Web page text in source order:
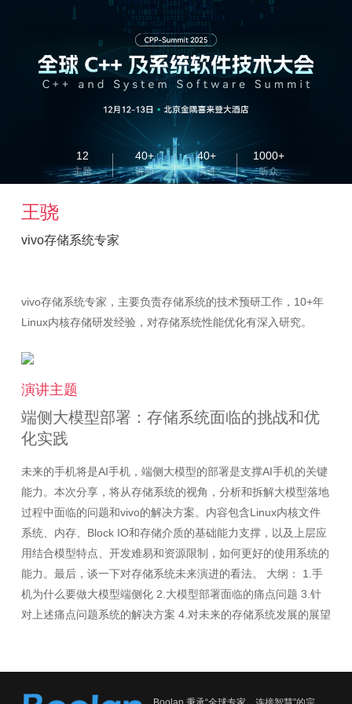
12
主题
40+
讲师
40+
演讲
1000+
听众
王骁
vivo存储系统专家
vivo存储系统专家，主要负责存储系统的技术预研工作，10+年
演讲主题
端侧大模型部署：存储系统面临的挑战和优
化实践
未来的手机将是AI手机，端侧大模型的部署是支撑AI手机的关键
能力。本次分享，将从存储系统的视角，分析和拆解大模型落地
过程中面临的问题和vivo的解决方案。内容包含Linux内核文件
系统、内存、Block IO和存储介质的基础能力支撑，以及上层应
用结合模型特点、开发难易和资源限制，如何更好的使用系统的
能力。最后，谈一下对存储系统未来演进的看法。 大纲： 1.手
机为什么要做大模型端侧化 2.大模型部署面临的痛点问题 3.针
对上述痛点问题系统的解决方案 4.对未来的存储系统发展的展望